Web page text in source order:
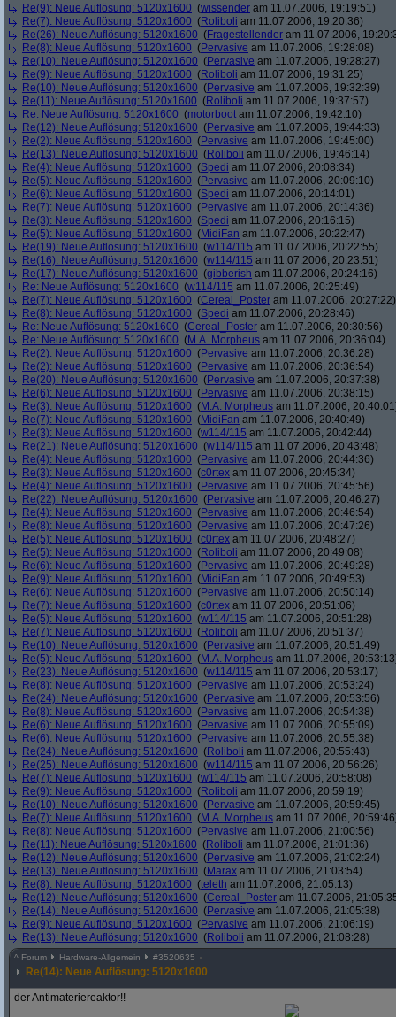
Re(9): Neue Auflösung: 5120x1600 (wissender am 11.07.2006, 19:19:51)
Re(7): Neue Auflösung: 5120x1600 (Roliboli am 11.07.2006, 19:20:36)
Re(26): Neue Auflösung: 5120x1600 (Fragestellender am 11.07.2006,
Re(8): Neue Auflösung: 5120x1600 (Pervasive am 11.07.2006, 19:28:08)
Re(10): Neue Auflösung: 5120x1600 (Pervasive am 11.07.2006, 19:28:27)
Re(9): Neue Auflösung: 5120x1600 (Roliboli am 11.07.2006, 19:31:25)
Re(10): Neue Auflösung: 5120x1600 (Pervasive am 11.07.2006, 19:32:39)
Re(11): Neue Auflösung: 5120x1600 (Roliboli am 11.07.2006, 19:37:57)
Re: Neue Auflösung: 5120x1600 (motorboot am 11.07.2006, 19:42:10)
Re(12): Neue Auflösung: 5120x1600 (Pervasive am 11.07.2006, 19:44:33)
Re(2): Neue Auflösung: 5120x1600 (Pervasive am 11.07.2006, 19:45:00)
Re(13): Neue Auflösung: 5120x1600 (Roliboli am 11.07.2006, 19:46:14)
Re(4): Neue Auflösung: 5120x1600 (Spedi am 11.07.2006, 20:08:34)
Re(5): Neue Auflösung: 5120x1600 (Pervasive am 11.07.2006, 20:09:10)
Re(6): Neue Auflösung: 5120x1600 (Spedi am 11.07.2006, 20:14:01)
Re(7): Neue Auflösung: 5120x1600 (Pervasive am 11.07.2006, 20:14:36)
Re(3): Neue Auflösung: 5120x1600 (Spedi am 11.07.2006, 20:16:15)
Re(5): Neue Auflösung: 5120x1600 (MidiFan am 11.07.2006, 20:22:47)
Re(19): Neue Auflösung: 5120x1600 (w114/115 am 11.07.2006, 20:22:55)
Re(16): Neue Auflösung: 5120x1600 (w114/115 am 11.07.2006, 20:23:51)
Re(17): Neue Auflösung: 5120x1600 (gibberish am 11.07.2006, 20:24:16)
Re: Neue Auflösung: 5120x1600 (w114/115 am 11.07.2006, 20:25:49)
Re(7): Neue Auflösung: 5120x1600 (Cereal_Poster am 11.07.2006, 20:27:22)
Re(8): Neue Auflösung: 5120x1600 (Spedi am 11.07.2006, 20:28:46)
Re: Neue Auflösung: 5120x1600 (Cereal_Poster am 11.07.2006, 20:30:56)
Re: Neue Auflösung: 5120x1600 (M.A. Morpheus am 11.07.2006, 20:36:04)
Re(2): Neue Auflösung: 5120x1600 (Pervasive am 11.07.2006, 20:36:28)
Re(2): Neue Auflösung: 5120x1600 (Pervasive am 11.07.2006, 20:36:54)
Re(20): Neue Auflösung: 5120x1600 (Pervasive am 11.07.2006, 20:37:38)
Re(6): Neue Auflösung: 5120x1600 (Pervasive am 11.07.2006, 20:38:15)
Re(3): Neue Auflösung: 5120x1600 (M.A. Morpheus am 11.07.2006,
Re(7): Neue Auflösung: 5120x1600 (MidiFan am 11.07.2006, 20:40:49)
Re(3): Neue Auflösung: 5120x1600 (w114/115 am 11.07.2006, 20:42:44)
Re(21): Neue Auflösung: 5120x1600 (w114/115 am 11.07.2006, 20:43:48)
Re(4): Neue Auflösung: 5120x1600 (Pervasive am 11.07.2006, 20:44:36)
Re(3): Neue Auflösung: 5120x1600 (c0rtex am 11.07.2006, 20:45:34)
Re(4): Neue Auflösung: 5120x1600 (Pervasive am 11.07.2006, 20:45:56)
Re(22): Neue Auflösung: 5120x1600 (Pervasive am 11.07.2006, 20:46:27)
Re(4): Neue Auflösung: 5120x1600 (Pervasive am 11.07.2006, 20:46:54)
Re(8): Neue Auflösung: 5120x1600 (Pervasive am 11.07.2006, 20:47:26)
Re(5): Neue Auflösung: 5120x1600 (c0rtex am 11.07.2006, 20:48:27)
Re(5): Neue Auflösung: 5120x1600 (Roliboli am 11.07.2006, 20:49:08)
Re(6): Neue Auflösung: 5120x1600 (Pervasive am 11.07.2006, 20:49:28)
Re(9): Neue Auflösung: 5120x1600 (MidiFan am 11.07.2006, 20:49:53)
Re(6): Neue Auflösung: 5120x1600 (Pervasive am 11.07.2006, 20:50:14)
Re(7): Neue Auflösung: 5120x1600 (c0rtex am 11.07.2006, 20:51:06)
Re(5): Neue Auflösung: 5120x1600 (w114/115 am 11.07.2006, 20:51:28)
Re(7): Neue Auflösung: 5120x1600 (Roliboli am 11.07.2006, 20:51:37)
Re(10): Neue Auflösung: 5120x1600 (Pervasive am 11.07.2006, 20:51:49)
Re(5): Neue Auflösung: 5120x1600 (M.A. Morpheus am 11.07.2006,
Re(23): Neue Auflösung: 5120x1600 (w114/115 am 11.07.2006, 20:53:17)
Re(8): Neue Auflösung: 5120x1600 (Pervasive am 11.07.2006, 20:53:24)
Re(24): Neue Auflösung: 5120x1600 (Pervasive am 11.07.2006, 20:53:56)
Re(8): Neue Auflösung: 5120x1600 (Pervasive am 11.07.2006, 20:54:38)
Re(6): Neue Auflösung: 5120x1600 (Pervasive am 11.07.2006, 20:55:09)
Re(6): Neue Auflösung: 5120x1600 (Pervasive am 11.07.2006, 20:55:38)
Re(24): Neue Auflösung: 5120x1600 (Roliboli am 11.07.2006, 20:55:43)
Re(25): Neue Auflösung: 5120x1600 (w114/115 am 11.07.2006, 20:56:26)
Re(7): Neue Auflösung: 5120x1600 (w114/115 am 11.07.2006, 20:58:08)
Re(9): Neue Auflösung: 5120x1600 (Roliboli am 11.07.2006, 20:59:19)
Re(10): Neue Auflösung: 5120x1600 (Pervasive am 11.07.2006, 20:59:45)
Re(7): Neue Auflösung: 5120x1600 (M.A. Morpheus am 11.07.2006,
Re(8): Neue Auflösung: 5120x1600 (Pervasive am 11.07.2006, 21:00:56)
Re(11): Neue Auflösung: 5120x1600 (Roliboli am 11.07.2006, 21:01:36)
Re(12): Neue Auflösung: 5120x1600 (Pervasive am 11.07.2006, 21:02:24)
Re(13): Neue Auflösung: 5120x1600 (Marax am 11.07.2006, 21:03:54)
Re(8): Neue Auflösung: 5120x1600 (teleth am 11.07.2006, 21:05:13)
Re(12): Neue Auflösung: 5120x1600 (Cereal_Poster am 11.07.2006,
Re(14): Neue Auflösung: 5120x1600 (Pervasive am 11.07.2006, 21:05:38)
Re(9): Neue Auflösung: 5120x1600 (Pervasive am 11.07.2006, 21:06:19)
Re(13): Neue Auflösung: 5120x1600 (Roliboli am 11.07.2006, 21:08:28)
^ Forum Hardware-Allgemein #3520635
Re(14): Neue Auflösung: 5120x1600
der Antimateriereaktor!!